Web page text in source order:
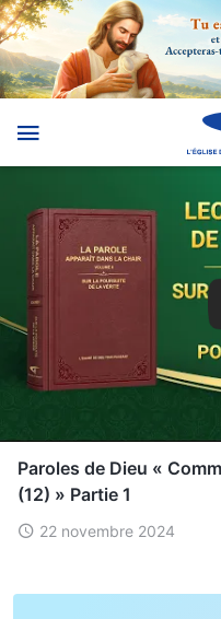
Paroles de Dieu «
(12) » Partie 1
22 novembre 2024